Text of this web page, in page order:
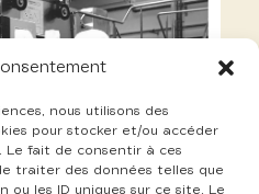
nous utilisons des
pour stocker et/ou accéder
Le fait de consentir à ces
traiter des données telles que
les ID uniques sur ce site. Le